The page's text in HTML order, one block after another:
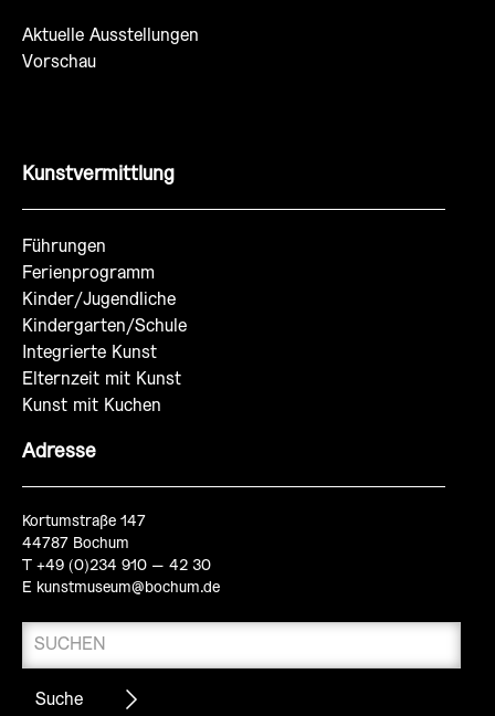
Aktuelle Ausstellungen
Vorschau
Kunstvermittlung
Führungen
Ferienprogramm
Kinder/Jugendliche
Kindergarten/Schule
Integrierte Kunst
Elternzeit mit Kunst
Kunst mit Kuchen
Adresse
Kortumstraße 147
44787 Bochum
T +49 (0)234 910 – 42 30
E kunstmuseum@bochum.de